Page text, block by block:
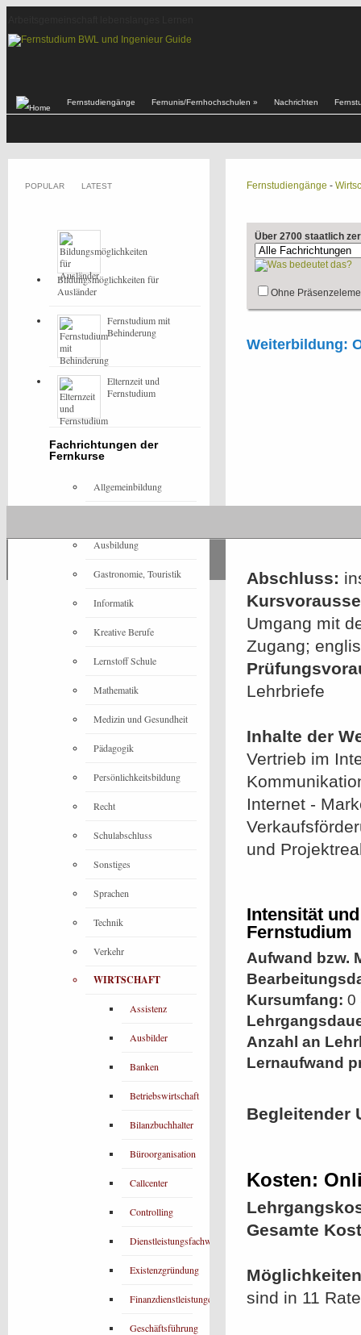
Fernstudiengänge Fernunis/Fernhochschulen » Nachrichten
Fernstudiengänge -
Über 2700 staatlich
Ohne
Weiterbildung:
Abschluss:
Umgang mit
Zugang;
Lehrbriefe
Inhalte der
Vertrieb im
Internet -
und
Intensität
Fernstudium
Aufwand bzw.
Kursumfang: 0
Anzahl an
Lernaufwand
Begleitender
Kosten:
Gesamte
sind in 11
POPULAR LATEST
Bildungsmöglichkeiten für
Ausländer
Fernstudium mit
Behinderung
Elternzeit und
Fernstudium
Fachrichtungen der
Fernkurse
Allgemeinbildung
Ausbildung
Gastronomie, Touristik
Informatik
Kreative Berufe
Lernstoff Schule
Mathematik
Medizin und Gesundheit
Pädagogik
Persönlichkeitsbildung
Recht
Schulabschluss
Sonstiges
Sprachen
Technik
Verkehr
WIRTSCHAFT
Assistenz
Ausbilder
Banken
Betriebswirtschaft
Bilanzbuchhalter
Büroorganisation
Callcenter
Controlling
Dienstleistungsfachwirt
Existenzgründung
Finanzdienstleistungen
Geschäftsführung